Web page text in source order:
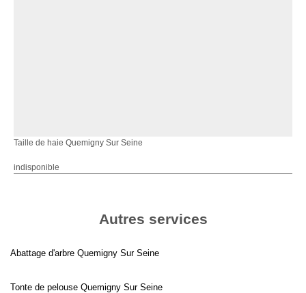
Taille de haie Quemigny Sur Seine
indisponible
Autres services
Abattage d'arbre Quemigny Sur Seine
Tonte de pelouse Quemigny Sur Seine